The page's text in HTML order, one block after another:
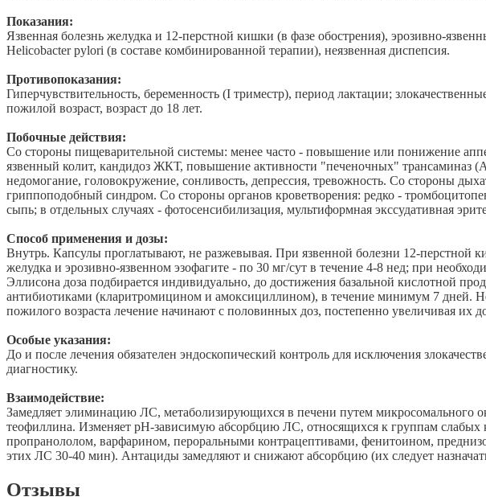
Показания:
Язвенная болезнь желудка и 12-перстной кишки (в фазе обострения), эрозивно-
Helicobacter pylori (в составе комбинированной терапии), неязвенная диспепсия.
Противопоказания:
Гиперчувствительность, беременность (I триместр), период лактации;
пожилой возраст, возраст до 18 лет.
Побочные действия:
Со стороны пищеварительной системы: менее часто - повышение или понижение
язвенный колит, кандидоз ЖКТ, повышение активности "печеночных"
недомогание, головокружение, сонливость, депрессия, тревожность. Со стороны
гриппоподобный синдром. Со стороны органов кроветворения: редко -
сыпь; в отдельных случаях - фотосенсибилизация, мультиформная экссудативная
Способ применения и дозы:
Внутрь. Капсулы проглатывают, не разжевывая. При язвенной болезни 12-перстной
желудка и эрозивно-язвенном эзофагите - по 30 мг/сут в течение 4-8 нед; при
Эллисона доза подбирается индивидуально, до достижения базальной кислотной
антибиотиками (кларитромицином и амоксициллином), в течение минимум 7 дней.
пожилого возраста лечение начинают с половинных доз, постепенно увеличивая их
Особые указания:
До и после лечения обязателен эндоскопический контроль для исключения
диагностику.
Взаимодействие:
Замедляет элиминацию ЛС, метаболизирующихся в печени путем микросомального
теофиллина. Изменяет pH-зависимую абсорбцию ЛС, относящихся к группам
пропранололом, варфарином, пероральными контрацептивами, фенитоином,
этих ЛС 30-40 мин). Антациды замедляют и снижают абсорбцию (их следует
Отзывы